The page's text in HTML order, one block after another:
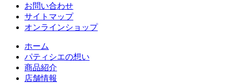
お問い合わせ
サイトマップ
オンラインショップ
ホーム
パティシエの想い
商品紹介
店舗情報